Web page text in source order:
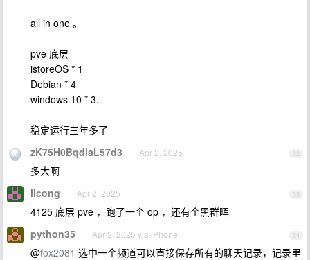
all in one 。
pve 底层
istoreOS * 1
Debian * 4
windows 10 * 3.
稳定运行三年多了
32
zK75H0BqdiaL57d3 Apr 2, 2025
多大啊
33
licong Apr 2, 2025
4125 底层 pve ，跑了一个 op ，还有个黑群晖
34
python35 Apr 2, 2025 via iPhone
@fox2081 选中一个频道可以直接保存所有的聊天记录，记录里